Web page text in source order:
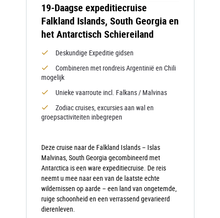
19-Daagse expeditiecruise
Falkland Islands, South Georgia en
het Antarctisch Schiereiland
Deskundige Expeditie gidsen
Combineren met rondreis Argentinië en Chili
mogelijk
Unieke vaarroute incl. Falkans / Malvinas
Zodiac cruises, excursies aan wal en
groepsactiviteiten inbegrepen
Deze cruise naar de Falkland Islands – Islas
Malvinas, South Georgia gecombineerd met
Antarctica is een ware expeditiecruise. De reis
neemt u mee naar een van de laatste echte
wildernissen op aarde – een land van ongetemde,
ruige schoonheid en een verrassend gevarieerd
dierenleven.